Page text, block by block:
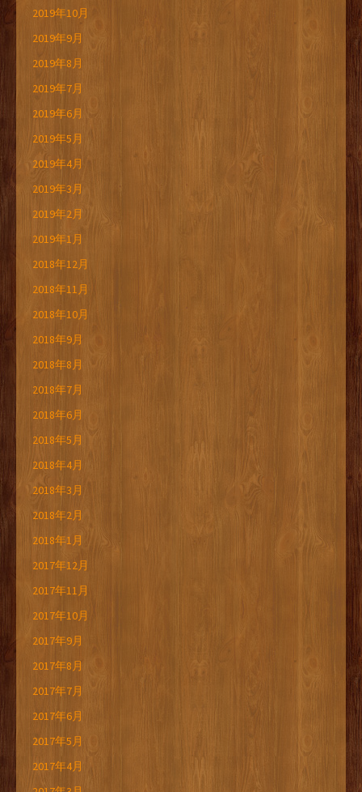
2019年10月
2019年9月
2019年8月
2019年7月
2019年6月
2019年5月
2019年4月
2019年3月
2019年2月
2019年1月
2018年12月
2018年11月
2018年10月
2018年9月
2018年8月
2018年7月
2018年6月
2018年5月
2018年4月
2018年3月
2018年2月
2018年1月
2017年12月
2017年11月
2017年10月
2017年9月
2017年8月
2017年7月
2017年6月
2017年5月
2017年4月